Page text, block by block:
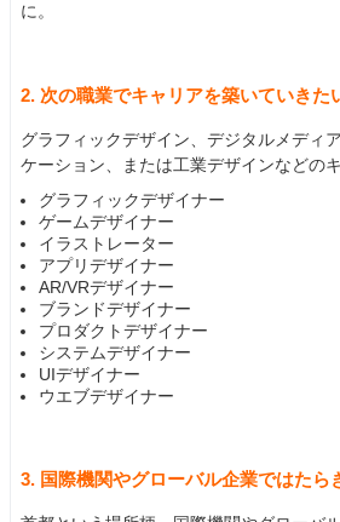
に。
2. 次の職業でキャリアを築いていきた
グラフィックデザイン、デジタルメディ
ケーション、または工業デザインなどの
グラフィックデザイナー
ゲームデザイナー
イラストレーター
アプリデザイナー
AR/VRデザイナー
ブランドデザイナー
プロダクトデザイナー
システムデザイナー
UIデザイナー
ウエブデザイナー
3. 国際機関やグローバル企業ではたら